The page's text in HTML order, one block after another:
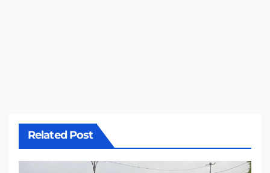
Related Post